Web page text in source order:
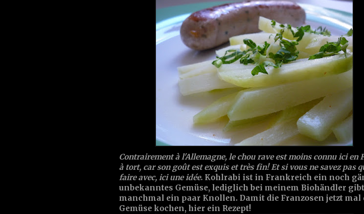
Contrairement à l'Allemagne, le chou rave est moins connu ici en
à tort, car son goût est exquis et très fin! Et si vous ne savez pas
faire avec, ici une idée. Kohlrabi ist in Frankreich ein noch
unbekanntes Gemüse, lediglich bei meinem Biohändler
manchmal ein paar Knollen. Damit die Franzosen jetzt mal
Gemüse kochen, hier ein Rezept!